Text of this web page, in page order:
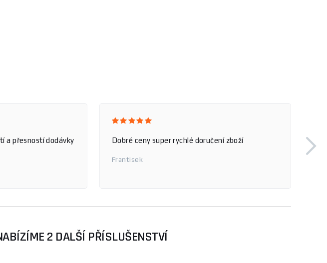
a přesností dodávky Dobré ceny super rychlé doručení zboží
Frantisek
2 DALŠÍ PŘÍSLUŠENSTVÍ